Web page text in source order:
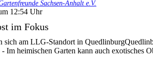
Sachsen-Anhalt e.V.
12:54 Uhr
im Fokus
sich am LLG-Standort in
- Im heimischen Garten kann auch exotisches